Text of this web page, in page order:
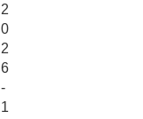
2
0
2
6
-
1